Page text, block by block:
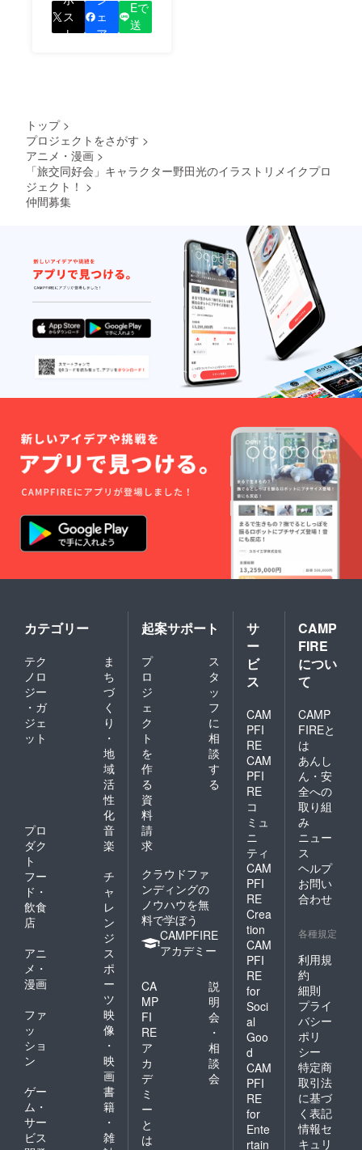
しているプロジェクト
の良さを知ってもらい
ス
ト
ェ
ア
Eで
送
トップ >
プロジェクトをさがす >
アニメ・漫画 >
「旅交同好会」キャラクター野田光のイラストリメイクプロ
ジェクト！ >
仲間募集
カテゴリー
テク
ノロ
ジー
・ガ
ジェ
ット
ま
ち
づ
く
り
・
地
域
活
性
化
プロ
ダク
ト
音
楽
フー
ド・
飲食
店
チ
ャ
レ
ン
ジ
アニ
メ・
漫画
ス
ポ
ー
ツ
ファ
ッ
ショ
ン
映
像
・
映
画
ゲー
ム・
サー
ビス
書
籍
・
雑
起案サポート
プ
ロ
ジ
ェ
ク
ト
を
作
る
ス
タ
ッ
フ
に
相
談
す
る
資
料
請
求
クラウドファ
ンディングの
ノウハウを無
料で学ぼう
CAMPFIRE
アカデミー
CA
MP
FI
RE
ア
カ
デ
ミ
ー
と
は
説
明
会
・
相
談
会
サ
ー
ビ
ス
CAM
PFI
RE
CAM
PFI
RE
コ
ミュ
ニ
ティ
CAM
PFI
RE
Crea
tion
CAM
PFI
RE
for
Soci
al
Goo
d
CAM
PFI
RE
for
Ente
rtain
CAMP
FIRE
につい
て
CAMP
FIREと
は
あんし
ん・安
全への
取り組
み
ニュー
ス
ヘルプ
お問い
合わせ
各種規定
利用規
約
細則
プライ
バシー
ポリ
シー
特定商
取引法
に基づ
く表記
情報セ
キュリ